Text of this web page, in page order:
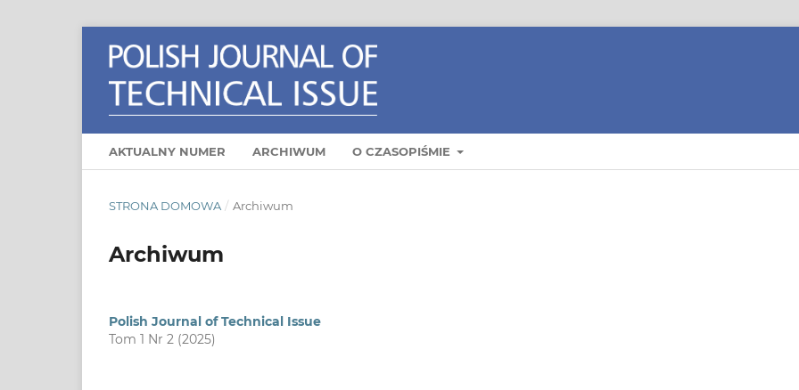
AKTUALNY NUMER ARCHIWUM O CZASOPIŚMIE
STRONA DOMOWA / Archiwum
Archiwum
Polish Journal of Technical Issue
Tom 1 Nr 2 (2025)